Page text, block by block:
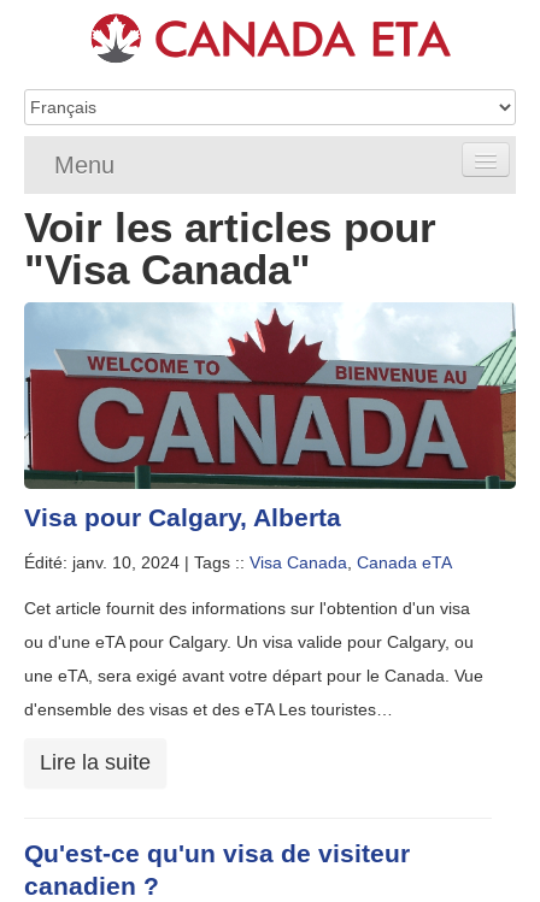
Menu
Home
Demande d’eTA
Exigences de l’eTA
FAQ de l’eTA
Vérifier le statut eTA
Ressources
Contact
Voir les articles pour
"Visa Canada"
Visa pour Calgary, Alberta
Édité: janv. 10, 2024 | Tags :: Visa Canada, Canada eTA
Cet article fournit des informations sur l'obtention d'un visa
ou d'une eTA pour Calgary. Un visa valide pour Calgary, ou
une eTA, sera exigé avant votre départ pour le Canada. Vue
d'ensemble des visas et des eTA Les touristes…
Lire la suite
Qu'est-ce qu'un visa de visiteur
canadien ?